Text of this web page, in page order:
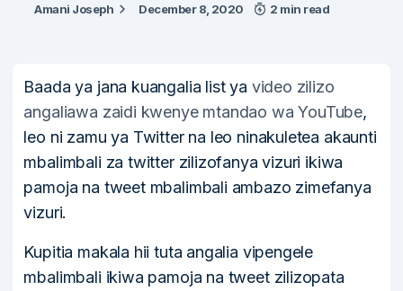
Amani Joseph December 8, 2020 2 min read
Baada ya jana kuangalia list ya video zilizo
angaliawa zaidi kwenye mtandao wa YouTube,
leo ni zamu ya Twitter na leo ninakuletea akaunti
mbalimbali za twitter zilizofanya vizuri ikiwa
pamoja na tweet mbalimbali ambazo zimefanya
vizuri.
Kupitia makala hii tuta angalia vipengele
mbalimbali ikiwa pamoja na tweet zilizopata